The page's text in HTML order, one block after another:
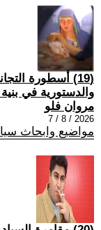
(19) أسطورة
والدستورية في
مروان فلو
2026 / 8 / 7
مواضيع وابحاث